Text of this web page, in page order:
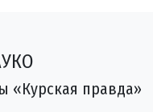
«Курская правда»